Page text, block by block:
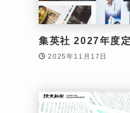
集英社 2027年度
2025年11月17日